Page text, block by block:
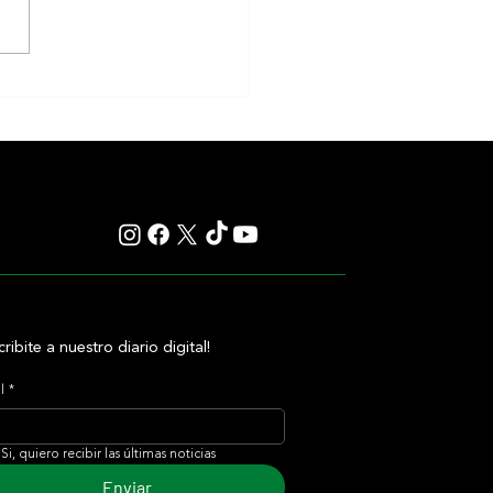
a nuestro diario digital!
*
Si, quiero recibir las últimas noticias
Enviar